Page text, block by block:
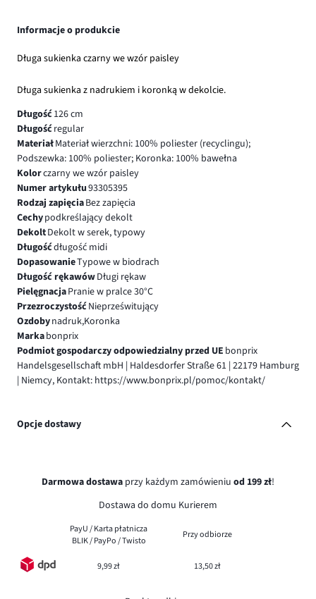
Informacje o produkcie
Długa sukienka czarny we wzór paisley
Długa sukienka z nadrukiem i koronką w dekolcie.
Długość126 cm
Długośćregular
MateriałMateriał wierzchni: 100% poliester (recyclingu);
Podszewka: 100% poliester; Koronka: 100% bawełna
Kolorczarny we wzór paisley
Numer artykułu93305395
Rodzaj zapięciaBez zapięcia
Cechypodkreślający dekolt
DekoltDekolt w serek, typowy
Długośćdługość midi
DopasowanieTypowe w biodrach
Długość rękawówDługi rękaw
PielęgnacjaPranie w pralce 30°C
PrzezroczystośćNieprześwitujący
Ozdobynadruk,Koronka
Markabonprix
Podmiot gospodarczy odpowiedzialny przed UE bonprix
Handelsgesellschaft mbH | Haldesdorfer Straße 61 | 22179 Hamburg
| Niemcy, Kontakt: https://www.bonprix.pl/pomoc/kontakt/
Opcje dostawy
Darmowa dostawa przy każdym zamówieniu od 199 zł!
Dostawa do domu Kurierem
PayU / Karta płatnicza
BLIK / PayPo / Twisto
Przy odbiorze
9,99 zł 13,50 zł